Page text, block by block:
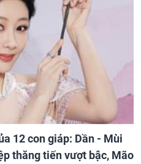
12 con giáp: Dần - Mùi
thăng tiến vượt bậc, Mão